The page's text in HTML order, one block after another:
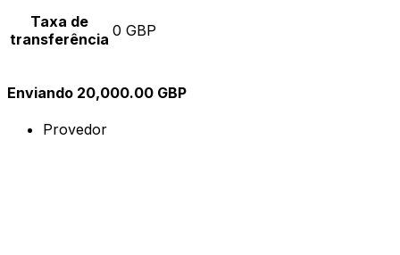
Taxa de
transferência 0 GBP
Enviando 20,000.00 GBP
Provedor